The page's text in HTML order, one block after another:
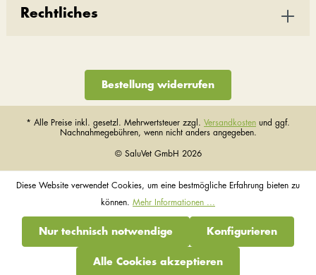
Rechtliches
Bestellung widerrufen
* Alle Preise inkl. gesetzl. Mehrwertsteuer zzgl. Versandkosten und ggf.
Nachnahmegebühren, wenn nicht anders angegeben.
© SaluVet GmbH 2026
Diese Website verwendet Cookies, um eine bestmögliche Erfahrung bieten zu
können. Mehr Informationen ...
Nur technisch notwendige Konfigurieren
Alle Cookies akzeptieren